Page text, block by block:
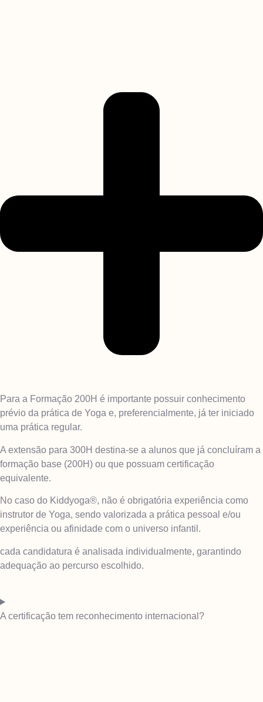
Para a Formação 200H é importante possuir conhecimento
prévio da prática de Yoga e, preferencialmente, já ter iniciado
uma prática regular.
A extensão para 300H destina-se a alunos que já concluíram a
formação base (200H) ou que possuam certificação
equivalente.
No caso do Kiddyoga®, não é obrigatória experiência como
instrutor de Yoga, sendo valorizada a prática pessoal e/ou
experiência ou afinidade com o universo infantil.
cada candidatura é analisada individualmente, garantindo
adequação ao percurso escolhido.
A certificação tem reconhecimento internacional?